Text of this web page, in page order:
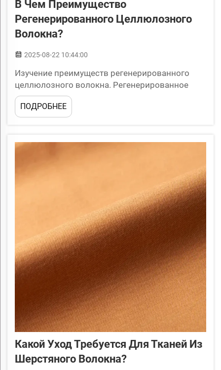
В Чем Преимущество
Регенерированного Целлюлозного
Волокна?
2025-08-22 10:44:00
Изучение преимуществ регенерированного
целлюлозного волокна. Регенерированное
целлюлозное волокно — это универсальный
материал, который в последнее время
привлекло значительное внимание в
включая текстильную и упаковочную. Это
ПОДРОБНЕЕ
Какой Уход Требуется Для Тканей Из
Шерстяного Волокна?